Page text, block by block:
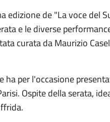
edizione de "La voce del
e le diverse
curata da Maurizio
ha per l'occasione
Ospite della serata,